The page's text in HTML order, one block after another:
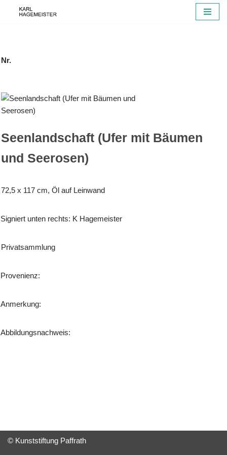
Nr.
Seenlandschaft (Ufer mit Bäumen
und Seerosen)
72,5 x 117 cm, Öl auf Leinwand
Signiert unten rechts: K Hagemeister
Privatsammlung
Provenienz:
Anmerkung:
Abbildungsnachweis:
© Kunststiftung Paffrath